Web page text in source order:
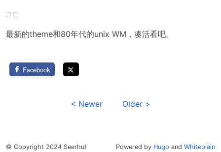
最新的theme和80年代的unix WM，凑活看吧。
Facebook
< Newer Older >
© Copyright 2024 Seerhut Powered by Hugo and Whiteplain